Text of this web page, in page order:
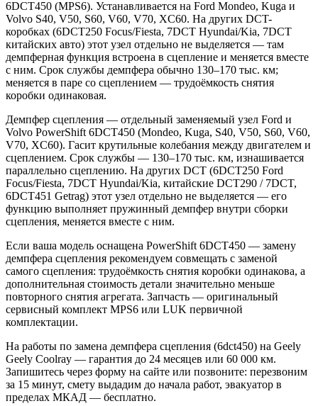
6DCT450 (MPS6). Устанавливается на Ford Mondeo, Kuga и
Volvo S40, V50, S60, V60, V70, XC60. На других DCT-
коробках (6DCT250 Focus/Fiesta, 7DCT Hyundai/Kia, 7DCT
китайских авто) этот узел отдельно не выделяется — там
демпферная функция встроена в сцепление и меняется вместе
с ним. Срок службы демпфера обычно 130–170 тыс. км;
меняется в паре со сцеплением — трудоёмкость снятия
коробки одинаковая.
Демпфер сцепления — отдельный заменяемый узел Ford и
Volvo PowerShift 6DCT450 (Mondeo, Kuga, S40, V50, S60, V60,
V70, XC60). Гасит крутильные колебания между двигателем и
сцеплением. Срок службы — 130–170 тыс. км, изнашивается
параллельно сцеплению. На других DCT (6DCT250 Ford
Focus/Fiesta, 7DCT Hyundai/Kia, китайские DCT290 / 7DCT,
6DCT451 Getrag) этот узел отдельно не выделяется — его
функцию выполняет пружинный демпфер внутри сборки
сцепления, меняется вместе с ним.
Если ваша модель оснащена PowerShift 6DCT450 — замену
демпфера сцепления рекомендуем совмещать с заменой
самого сцепления: трудоёмкость снятия коробки одинакова, а
дополнительная стоимость детали значительно меньше
повторного снятия агрегата. Запчасть — оригинальный
сервисный комплект MPS6 или LUK первичной
комплектации.
На работы по замена демпфера сцепления (6dct450) на Geely
Geely Coolray — гарантия до 24 месяцев или 60 000 км.
Запишитесь через форму на сайте или позвоните: перезвоним
за 15 минут, смету выдадим до начала работ, эвакуатор в
пределах МКАД — бесплатно.